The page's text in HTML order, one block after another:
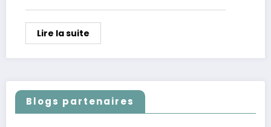
Lire la suite
Blogs partenaires